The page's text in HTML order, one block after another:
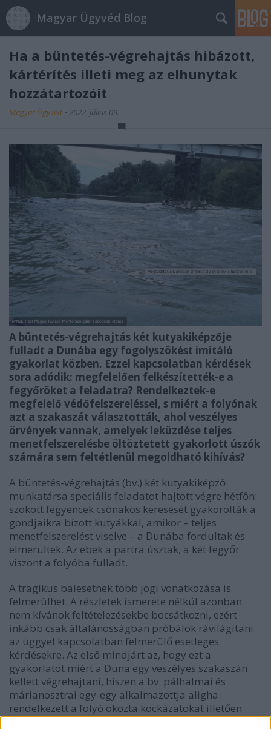
Magyar Ügyvéd Blog
Ha a büntetés-végrehajtás hibázott,
kártérítés illeti meg az elhunytak
hozzátartozóit
Magyar Ügyvéd • 2022. július 09.
A büntetés-végrehajtás két kutyakiképzője
fulladt a Dunába egy fogolyszökést imitáló
gyakorlat közben. Ezzel kapcsolatban kérdések
sora adódik: megfelelően felkészítették-e a
fegyőröket a feladatra? Rendelkeztek-e
megfelelő védőfelszereléssel, s miért a folyónak
azt a szakaszát választották, ahol veszélyes
örvények vannak, amelyek leküzdése teljes
menetfelszerelésbe öltöztetett gyakorlott úszók
számára sem feltétlenül megoldható kihívás?
A büntetés-végrehajtás (bv.) két kutyakiképző
munkatársa speciális feladatot hajtott végre hétfőn:
szökött fegyencek csónakos keresését gyakorolták a
gondjaikra bízott kutyákkal, amikor – teljes
menetfelszerelést viselve – a Dunába fordultak és
elmerültek. Az ebek a partra úsztak, a két fegyőr
viszont a folyóba fulladt.
A tragikus balesetnek több jogi vonatkozása is
felmerülhet. A részletek ismerete nélkül azonban
nem kívánok feltételezésekbe bocsátkozni, ezért
inkább csak általánosságban próbálok rávilágítani
az üggyel kapcsolatban felmerülő esetleges
kérdésekre. Az első mindjárt az, hogy ezt a
gyakorlatot miért a Duna egy veszélyes szakaszán
kellett végrehajtani, hiszen a bv. pálhalmai és
márianosztrai egy-egy alkalmazottja aligha
rendelkezett a folyó okozta kockázatokat illetően
megfelelő tapasztalatokkal?